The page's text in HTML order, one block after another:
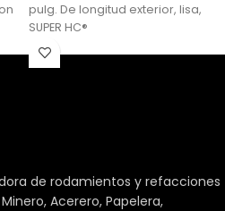
pulg. De longitud exterior, lisa,
SUPER HC®
de rodamientos y refacciones
Acerero, Papelera,